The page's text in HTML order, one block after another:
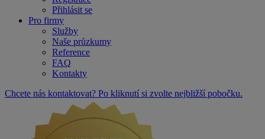
Přihlásit se
Pro firmy
Služby
Naše průzkumy
Reference
FAQ
Kontakty
Chcete nás kontaktovat? Po kliknutí si zvolte nejbližší pobočku.